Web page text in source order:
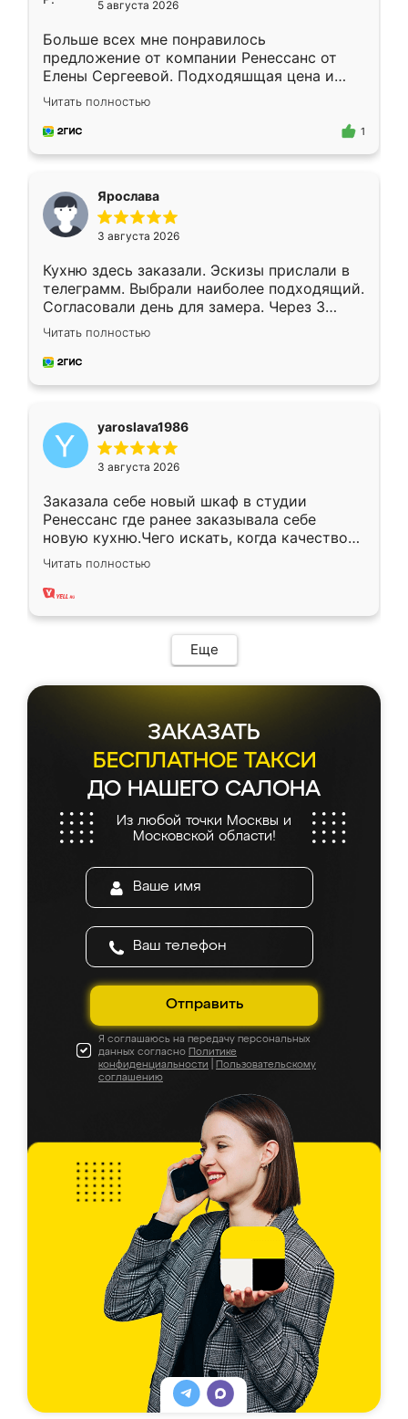
5 августа 2026
Больше всех мне понравилось
предложение от компании Ренессанс от
Елены Сергеевой. Подходяшщая цена и
короткие сроки изготовления. Приехавший
для замера сотрудник Владислав
предложил по моему эскизу самый
Читать полностью
1
Ярослава
3 августа 2026
Кухню здесь заказали. Эскизы прислали в
телеграмм. Выбрали наиболее подходящий.
Согласовали день для замера. Через 3
недели кухня была уже готова. Остались
довольны работой. Спасибо Ренессанс
мебель за качественную работу!
Читать полностью
yaroslava1986
3 августа 2026
Заказала себе новый шкаф в студии
Ренессанс где ранее заказывала себе
новую кухню.Чего искать, когда качеством
вполне довольна. Служит кухня уже почти
два года, нареканий нет.
Читать полностью
Еще
ЗАКАЗАТЬ
БЕСПЛАТНОЕ ТАКСИ
ДО НАШЕГО САЛОНА
Из любой точки Москвы и
Московской области!
Отправить
Я соглашаюсь на передачу персональных
данных согласно Политике
конфиденциальности
Пользовательскому
соглашению